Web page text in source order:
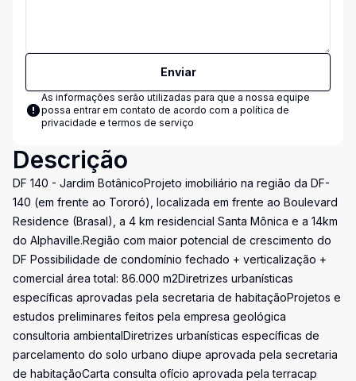
Enviar
As informações serão utilizadas para que a nossa equipe
possa entrar em contato de acordo com a política de
privacidade e termos de serviço
Descrição
DF 140 - Jardim BotânicoProjeto imobiliário na região da DF-
140 (em frente ao Tororó), localizada em frente ao Boulevard
Residence (Brasal), a 4 km residencial Santa Mônica e a 14km
do Alphaville.Região com maior potencial de crescimento do
DF Possibilidade de condomínio fechado + verticalização +
comercial área total: 86.000 m2Diretrizes urbanísticas
específicas aprovadas pela secretaria de habitaçãoProjetos e
estudos preliminares feitos pela empresa geológica
consultoria ambientalDiretrizes urbanísticas específicas de
parcelamento do solo urbano diupe aprovada pela secretaria
de habitaçãoCarta consulta ofício aprovada pela terracap